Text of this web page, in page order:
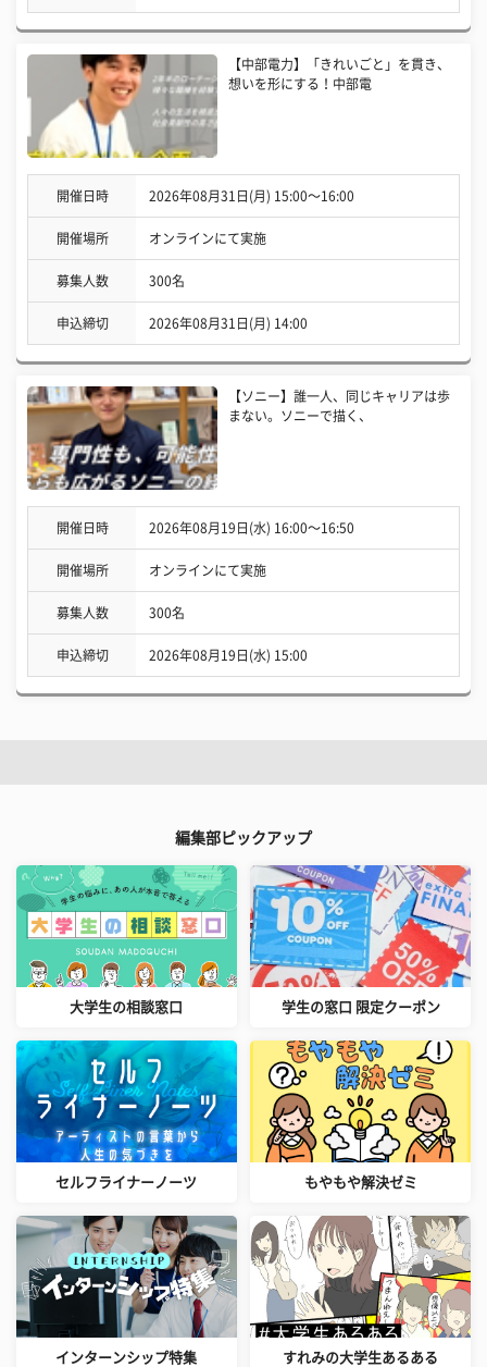
【中部電力】「きれいごと」を貫き、
想いを形にする！中部電
開催日時 2026年08月31日(月) 15:00〜16:00
開催場所 オンラインにて実施
募集人数 300名
申込締切 2026年08月31日(月) 14:00
【ソニー】誰一人、同じキャリアは歩
まない。ソニーで描く、
開催日時 2026年08月19日(水) 16:00〜16:50
開催場所 オンラインにて実施
募集人数 300名
申込締切 2026年08月19日(水) 15:00
編集部ピックアップ
大学生の相談窓口 学生の窓口 限定クーポン
セルフライナーノーツ もやもや解決ゼミ
インターンシップ特集 すれみの大学生あるある